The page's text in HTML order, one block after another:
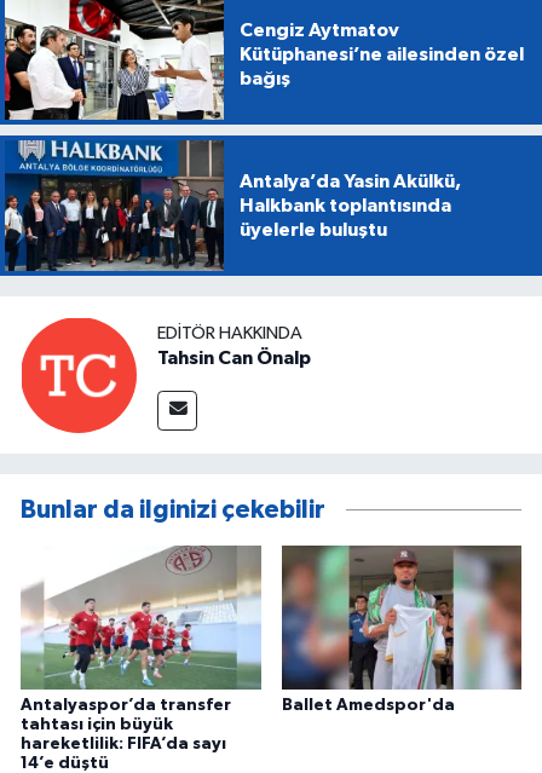
Cengiz Aytmatov
Kütüphanesi’ne ailesinden özel
bağış
Antalya’da Yasin Akülkü,
Halkbank toplantısında
üyelerle buluştu
EDITÖR HAKKINDA
Tahsin Can Önalp
Bunlar da ilginizi çekebilir
Antalyaspor’da transfer
tahtası için büyük
hareketlilik: FIFA’da sayı
14’e düştü
Ballet Amedspor'da